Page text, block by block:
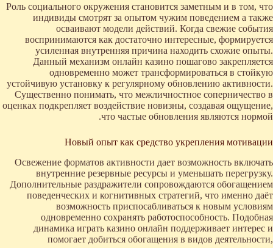
Роль социального окружения становится заметным и в том, что
индивиды смотрят за опытом чужим поведением а также
осваивают модели действий. Когда свежие события
воспринимаются как достаточно интересные, формируется
усиленная внутренняя причина находить схожие опыты.
Данный механизм онлайн казино пошагово закрепляется
одновременно может трансформироваться в стойкую
устойчивую установку к регулярному обновлению активности.
Существенно понимать, что межличностное соперничество в
оценках подкрепляет воздействие новизны, создавая ощущение,
что частые обновления являются нормой.
Новый опыт как средство укрепления мотивации
Освежение форматов активности дает возможность включать
внутренние резервные ресурсы и уменьшать перегрузку.
Дополнительные раздражители сопровождаются обогащением
поведенческих и когнитивных стратегий, что именно даёт
возможность приспосабливаться к новым условиям
одновременно сохранять работоспособность. Подобная
динамика играть казино онлайн поддерживает интерес и
помогает добиться обогащения в видов деятельности,